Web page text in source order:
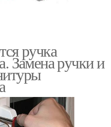
ручка
Замена ручки и